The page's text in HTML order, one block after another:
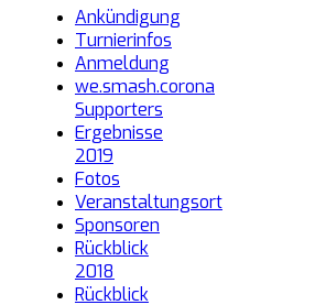
Ankündigung
Turnierinfos
Anmeldung
we.smash.corona
Supporters
Ergebnisse
2019
Fotos
Veranstaltungsort
Sponsoren
Rückblick
2018
Rückblick